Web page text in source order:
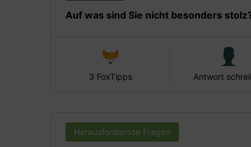
Auf was sind Sie nicht besonders
3 FoxTipps Antwort
Herausfordernde Fragen